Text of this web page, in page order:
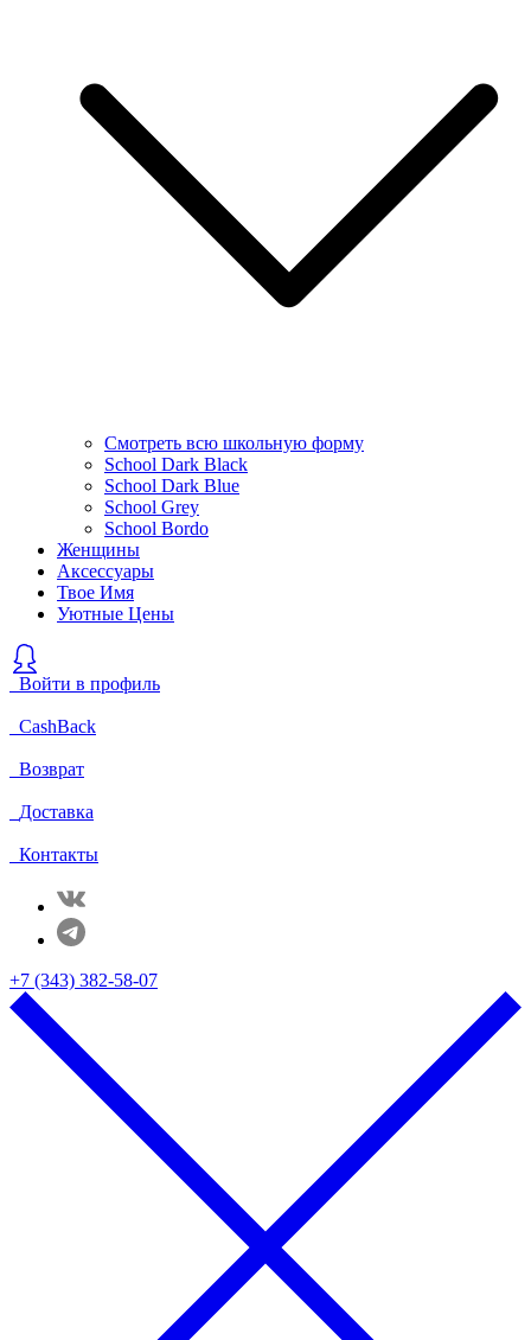
Смотреть всю школьную форму
School Dark Black
School Dark Blue
School Grey
School Bordo
Женщины
Аксессуары
Твое Имя
Уютные Цены
Войти в профиль
CashBack
Возврат
Доставка
Контакты
+7 (343) 382-58-07